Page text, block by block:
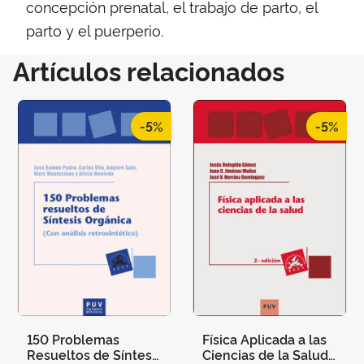
concepción prenatal, el trabajo de parto, el
parto y el puerperio.
Artículos relacionados
-5%
150 Problemas
Resueltos de Síntesis
-5%
Física Aplicada a las
Ciencias de la Salud